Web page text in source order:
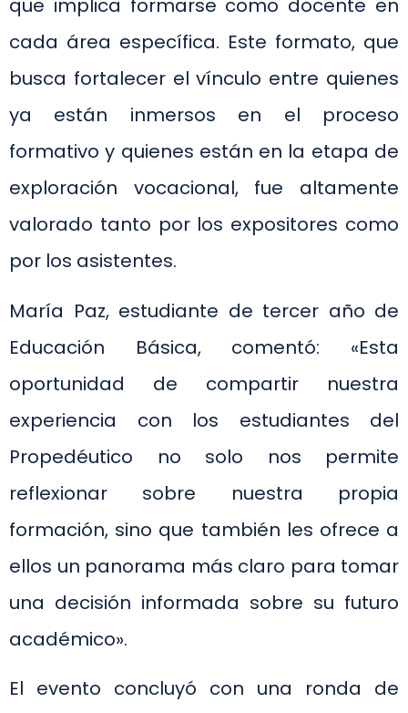
que implica formarse como docente en
cada área específica. Este formato, que
busca fortalecer el vínculo entre quienes
ya están inmersos en el proceso
formativo y quienes están en la etapa de
exploración vocacional, fue altamente
valorado tanto por los expositores como
por los asistentes.
María Paz, estudiante de tercer año de
Educación Básica, comentó: «Esta
oportunidad de compartir nuestra
experiencia con los estudiantes del
Propedéutico no solo nos permite
reflexionar sobre nuestra propia
formación, sino que también les ofrece a
ellos un panorama más claro para tomar
una decisión informada sobre su futuro
académico».
El evento concluyó con una ronda de